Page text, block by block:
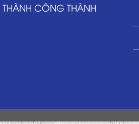
THÀNH CÔNG THÀNH